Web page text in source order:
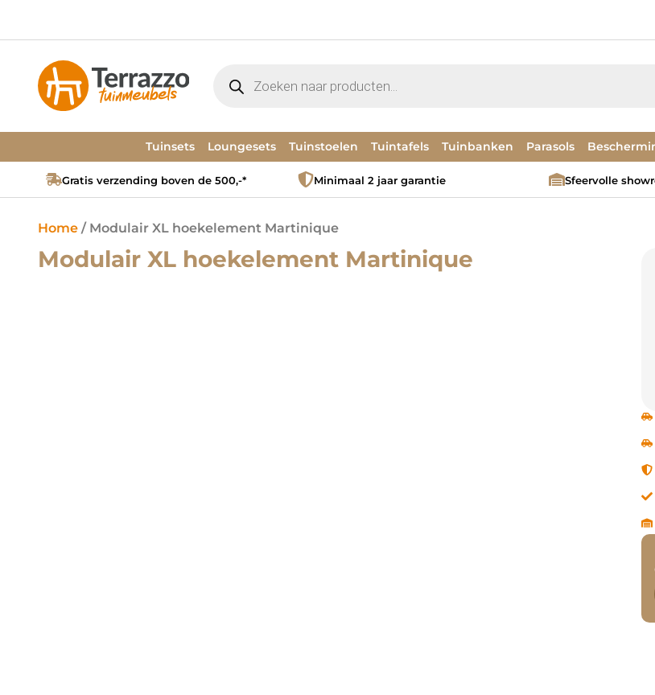
Tuinsets Loungesets Tuinstoelen Tuintafels Tuinbanken Parasols
Gratis verzending boven de 500,-* Minimaal 2 jaar garantie Sfeervolle
Home / Modulair XL hoekelement Martinique
Modulair XL hoekelement Martinique